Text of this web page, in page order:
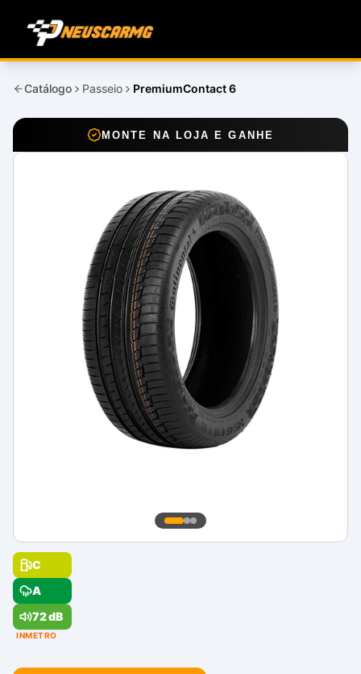
Catálogo Passeio PremiumContact 6
MONTE NA LOJA E GANHE
C
A
72 dB
INMETRO